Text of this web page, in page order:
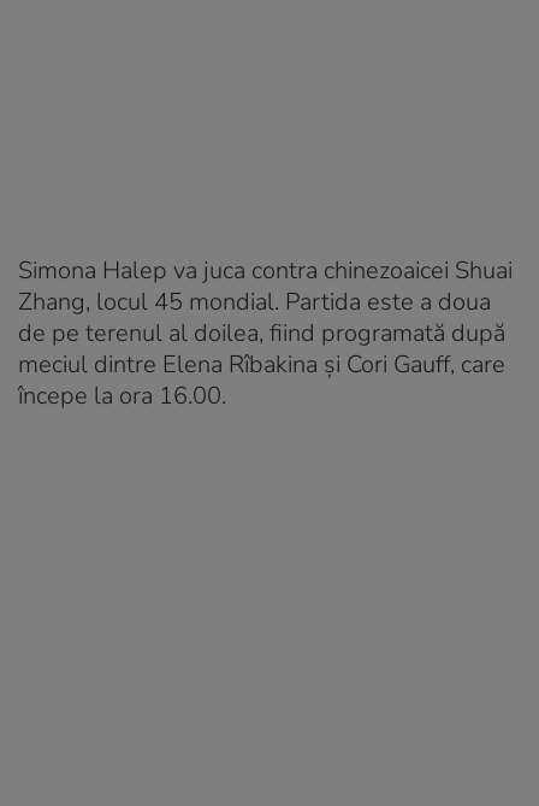
Simona Halep va juca contra chinezoaicei Shuai
Zhang, locul 45 mondial. Partida este a doua
de pe terenul al doilea, fiind programată după
meciul dintre Elena Rîbakina şi Cori Gauff, care
începe la ora 16.00.